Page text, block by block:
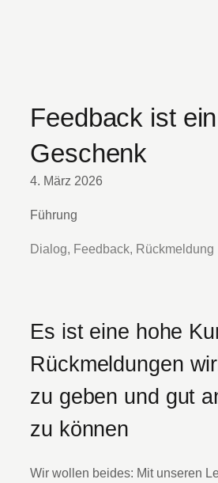
Feedback ist ein
Geschenk
4. März 2026
Führung
Dialog, Feedback, Rückmeldung
Es ist eine hohe
Rückmeldungen
zu geben und gut
zu können
Wir wollen beides: Mit unseren